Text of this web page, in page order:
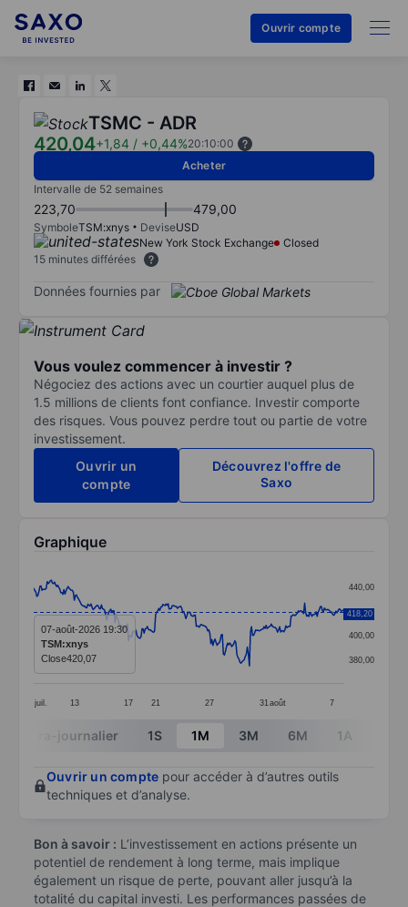
Ouvrir compte
TSMC - ADR
420,04+1,84 / +0,44%20:10:00
Acheter
Intervalle de 52 semaines
223,70 479,00
SymboleTSM:xnys DeviseUSD
New York Stock Exchange
Closed
15 minutes différées
Données fournies par
Vous voulez commencer à investir ?
Négociez des actions avec un courtier auquel plus de
1.5 millions de clients font confiance. Investir comporte
des risques. Vous pouvez perdre tout ou partie de votre
investissement.
Ouvrir un
compte
Découvrez l'offre de
Saxo
Graphique
Line chart with 299 data points.
The chart has 1 X axis displaying categories.
The chart has 1 Y axis displaying values. Data
juil. 13 17 21 27 31 août 7
380,00
400,00
420,00
440,00
418,20
07-août-2026 19:30
TSM:xnys
Close420,07
End of interactive chart.
Intra-journalier 1S 1M 3M 6M 1A
Ouvrir un compte pour accéder à d’autres outils
techniques et d’analyse.
Bon à savoir : L’investissement en actions présente un
potentiel de rendement à long terme, mais implique
également un risque de perte, pouvant aller jusqu’à la
totalité du capital investi. Les performances passées de